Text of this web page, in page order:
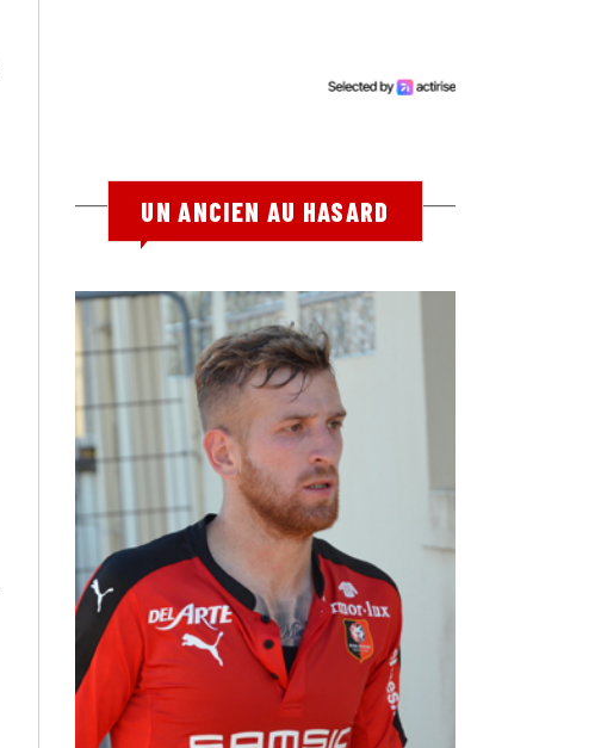
UN ANCIEN AU HASARD